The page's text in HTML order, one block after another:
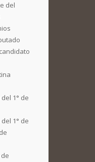
del
1° de
1° de